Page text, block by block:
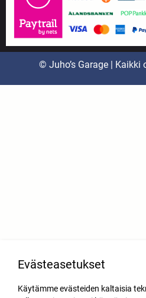
© Juho’s Garage | Kaikki
Evästeasetukset
Käytämme evästeiden kaltaisia